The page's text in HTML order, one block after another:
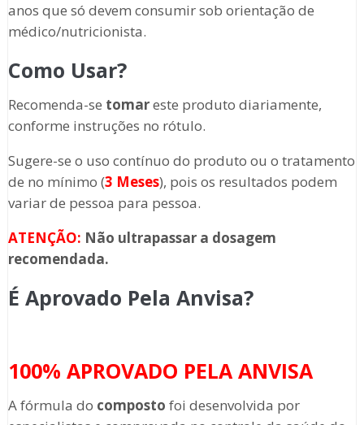
anos que só devem consumir sob orientação de
médico/nutricionista.
Como Usar?
Recomenda-se tomareste produto diariamente,
conforme instruções no rótulo.
Sugere-se o uso contínuo do produto ou o tratamento
de no mínimo (3 Meses), pois os resultados podem
variar de pessoa para pessoa.
ATENÇÃO: Não ultrapassar a dosagem
recomendada.
É Aprovado Pela Anvisa?
100% APROVADO PELA ANVISA
A fórmula do composto foi desenvolvida por